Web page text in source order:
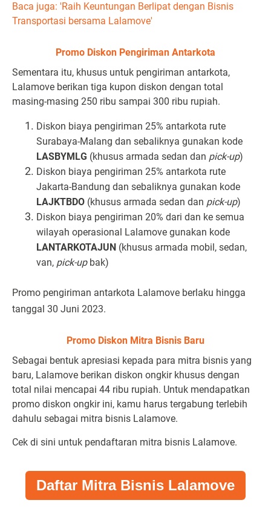
Baca juga: 'Raih Keuntungan Berlipat dengan Bisnis
Transportasi bersama Lalamove'
Promo Diskon Pengiriman Antarkota
Sementara itu, khusus untuk pengiriman antarkota,
Lalamove berikan tiga kupon diskon dengan total
masing-masing 250 ribu sampai 300 ribu rupiah.
Diskon biaya pengiriman 25% antarkota rute
Surabaya-Malang dan sebaliknya gunakan kode
LASBYMLG (khusus armada sedan dan pick-up)
Diskon biaya pengiriman 25% antarkota rute
Jakarta-Bandung dan sebaliknya gunakan kode
LAJKTBDO (khusus armada sedan dan pick-up)
Diskon biaya pengiriman 20% dari dan ke semua
wilayah operasional Lalamove gunakan kode
LANTARKOTAJUN (khusus armada mobil, sedan,
van, pick-upbak)
Promo pengiriman antarkota Lalamove berlaku hingga
tanggal 30 Juni 2023.
Promo Diskon Mitra Bisnis Baru
Sebagai bentuk apresiasi kepada para mitra bisnis yang
baru, Lalamove berikan diskon ongkir khusus dengan
total nilai mencapai 44 ribu rupiah. Untuk mendapatkan
promo diskon ongkir ini, kamu harus tergabung terlebih
dahulu sebagai mitra bisnis Lalamove.
Cek di sini untuk pendaftaran mitra bisnis Lalamove.
Daftar Mitra Bisnis Lalamove